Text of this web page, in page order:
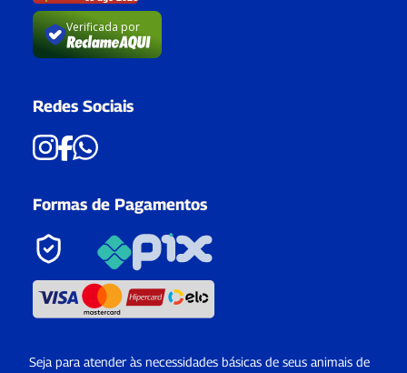
Verificada por
Redes Sociais
Formas de Pagamentos
Seja para atender às necessidades básicas de seus animais de